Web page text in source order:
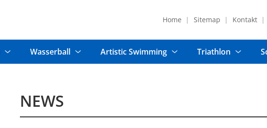
Home Sitemap Kontakt
Wasserball Artistic Swimming Triathlon
NEWS